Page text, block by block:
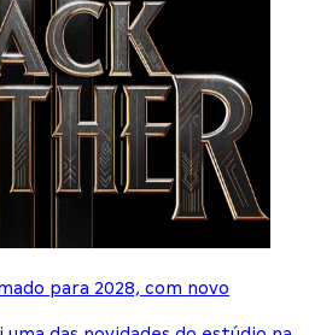
para 2028, com novo